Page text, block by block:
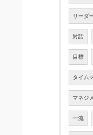
リーダ
対話
目標
タイム
マネジ
一流